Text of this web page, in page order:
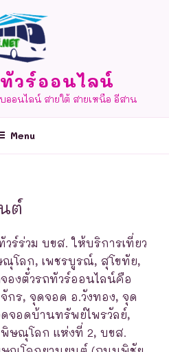
วร์ออนไลน์
อนไลน์ สายใต้ สายเหนือ อีสาน
Menu
ต์
วร์ร่วม บขส. ให้บริการเที่ยว
โลก, เพชรบูรณ์, สุโขทัย,
องตั๋วรถทัวร์ออนไลน์คือ
กร, จุดจอด อ.วังทอง, จุด
จอดบ้านทรัพย์ไพรวัลย์,
ษณุโลก แห่งที่ 2, บขส.